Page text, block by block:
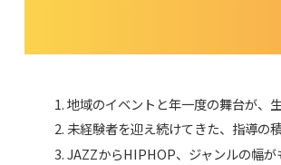
地域のイベントと年一度の舞台が、
未経験者を迎え続けてきた、指導の
JAZZからHIPHOP、ジャンルの幅が